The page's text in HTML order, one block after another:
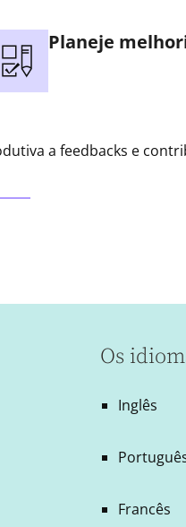
Planeje
a feedbacks e
Os
Inglês
Francês